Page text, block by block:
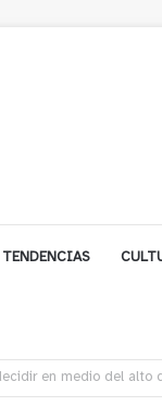
TENDENCIAS
del Puente